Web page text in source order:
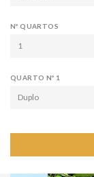
Nº QUARTOS
1
QUARTO Nº 1
Duplo